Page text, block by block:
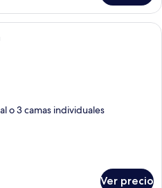
Habitación de hotel con cama
o 3 camas individuales
Ver precio